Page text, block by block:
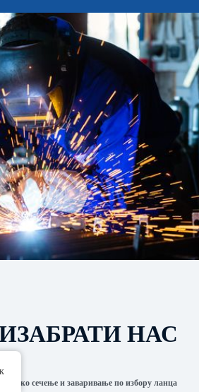
НАС
сечење и заваривање по избору ланца